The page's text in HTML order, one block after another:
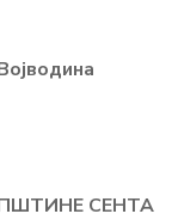
СЕНТА